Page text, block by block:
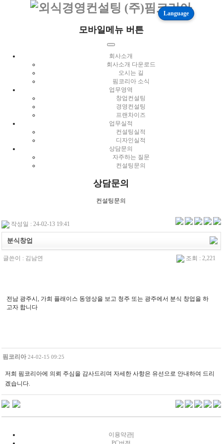
Language
모바일메뉴 버튼
회사소개
회사소개 다운로드
오시는 길
핌코리아 소식
업무영역
창업컨설팅
경영컨설팅
프랜차이즈
업무실적
컨설팅실적
디자인실적
상담문의
자주하는 질문
컨설팅문의
상담문의
컨설팅문의
작성일 : 24-02-13 19:41
분식창업
글쓴이 : 김남연 조회 : 2,221
전남 광주시, 가희 플래이스 동영상을 보고 청주 또는 광주에서 분식 창업을 하
고자 합니다
핌코리아 24-02-15 09:25
저희 핌코리아에 의뢰 주심을 감사드리며 자세한 사항은 유선으로 안내하여 드리
겠습니다.
이용약관|